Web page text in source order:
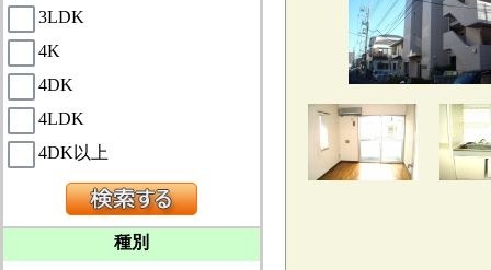
3LDK
4K
4DK
4LDK
4DK以上
種別